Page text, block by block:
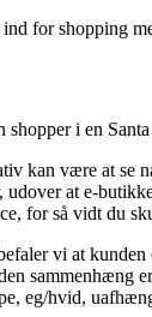
for shopping
shopper i en
kan være at se
udover at e-
for så vidt du
vi at
sammenhæng
eg/hvid,